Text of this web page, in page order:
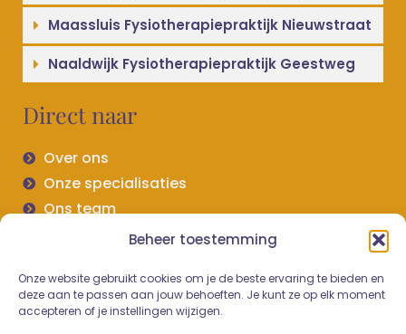
Beheer toestemming
Onze website gebruikt cookies om je de beste ervaring te bieden en
deze aan te passen aan jouw behoeften. Je kunt ze op elk moment
accepteren of je instellingen wijzigen.
Maassluis Fysiotherapiepraktijk Nieuwstraat
Naaldwijk Fysiotherapiepraktijk Geestweg
Direct naar
Over ons
Onze specialisaties
Ons team
Contact en locaties
Klachten regeling
Afspraak maken